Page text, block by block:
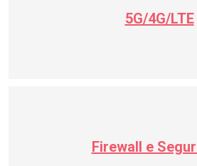
5G/4G/LTE
Firewall e